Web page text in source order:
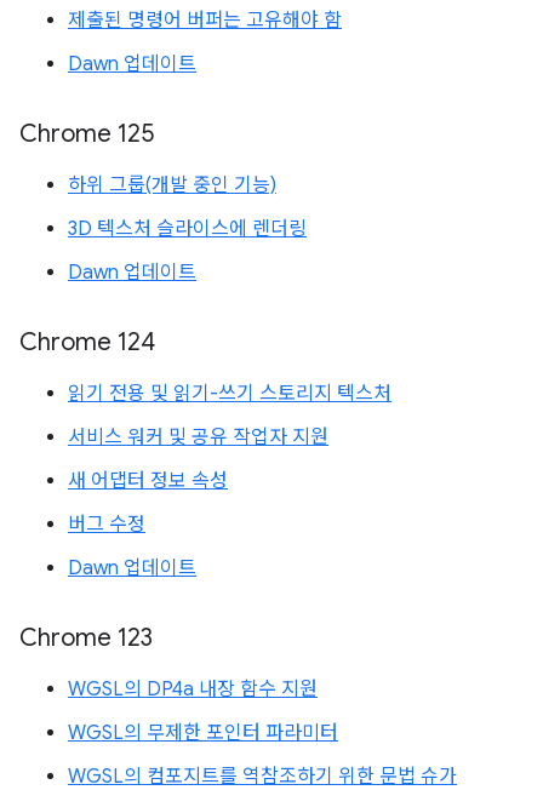
제출된 명령어 버퍼는 고유해야 함
Dawn 업데이트
Chrome 125
하위 그룹(개발 중인 기능)
3D 텍스처 슬라이스에 렌더링
Dawn 업데이트
Chrome 124
읽기 전용 및 읽기-쓰기 스토리지 텍스처
서비스 워커 및 공유 작업자 지원
새 어댑터 정보 속성
버그 수정
Dawn 업데이트
Chrome 123
WGSL의 DP4a 내장 함수 지원
WGSL의 무제한 포인터 파라미터
WGSL의 컴포지트를 역참조하기 위한 문법 슈가